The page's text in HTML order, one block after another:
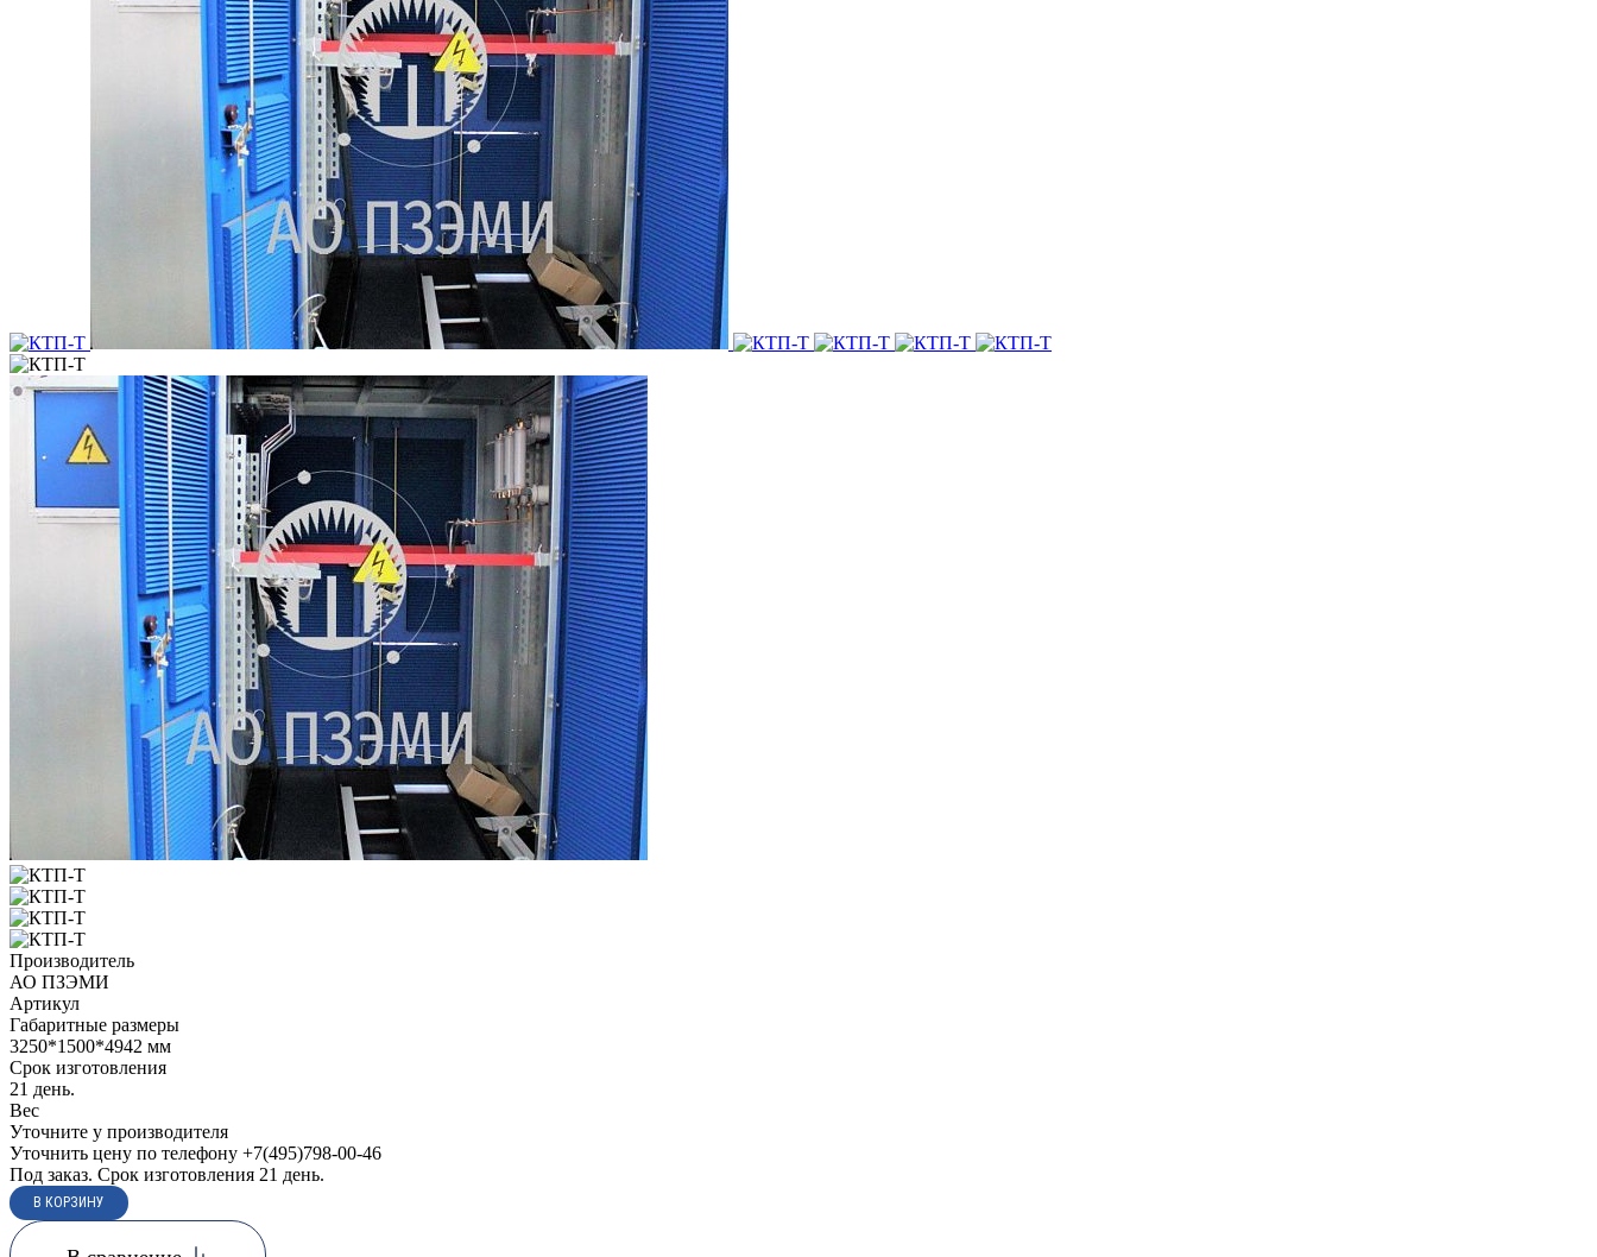
Производитель
АО ПЗЭМИ
Артикул
Габаритные размеры
3250*1500*4942 мм
Срок изготовления
21 день.
Вес
Уточните у производителя
Уточнить цену по телефону +7(495)798-00-46
Под заказ. Срок изготовления 21 день.